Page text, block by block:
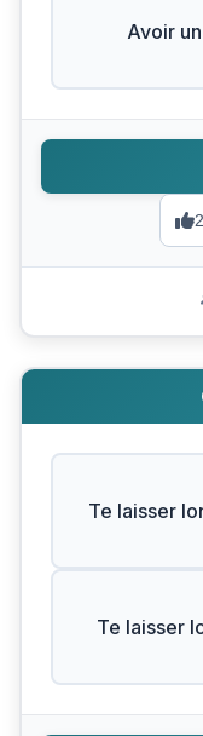
Avoir
Te laisser
Te laisser